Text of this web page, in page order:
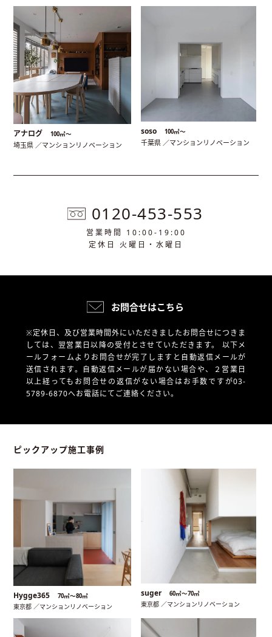
アナログ 100㎡〜
埼玉県 ／マンションリノベーション
soso 100㎡〜
千葉県 ／マンションリノベーション
0120-453-553
営業時間 10:00-19:00
定休日 火曜日・水曜日
お問合せはこちら
※定休日、及び営業時間外にいただきましたお問合せにつきま
しては、翌営業日以降の受付とさせていただきます。 以下メ
ールフォームよりお問合せが完了しますと自動返信メールが
送信されます。自動返信メールが届かない場合や、
２営業日
以上経ってもお問合せの返信がない場合はお手数ですが03-
5789-6870へお電話にてご連絡ください。
ピックアップ施工事例
Hygge365 70㎡〜80㎡
東京都 ／マンションリノベーション
suger 60㎡〜70㎡
東京都 ／マンションリノベーション